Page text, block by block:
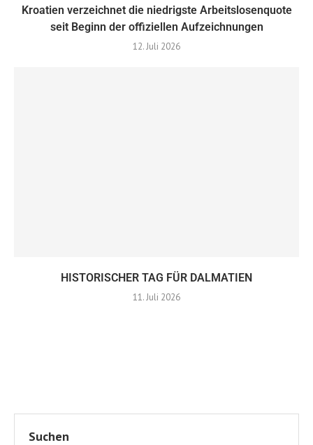
Kroatien verzeichnet die niedrigste Arbeitslosenquote
seit Beginn der offiziellen Aufzeichnungen
12. Juli 2026
HISTORISCHER TAG FÜR DALMATIEN
11. Juli 2026
Suchen